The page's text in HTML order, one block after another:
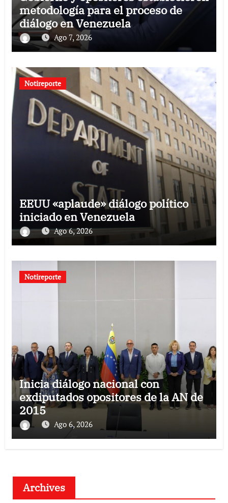
metodología para el proceso de
diálogo en Venezuela
Ago 7, 2026
Notireporte
EEUU «aplaude» diálogo político
iniciado en Venezuela
Ago 6, 2026
Notireporte
Inicia diálogo nacional con
exdiputados opositores de la AN de
2015
Ago 6, 2026
Archives